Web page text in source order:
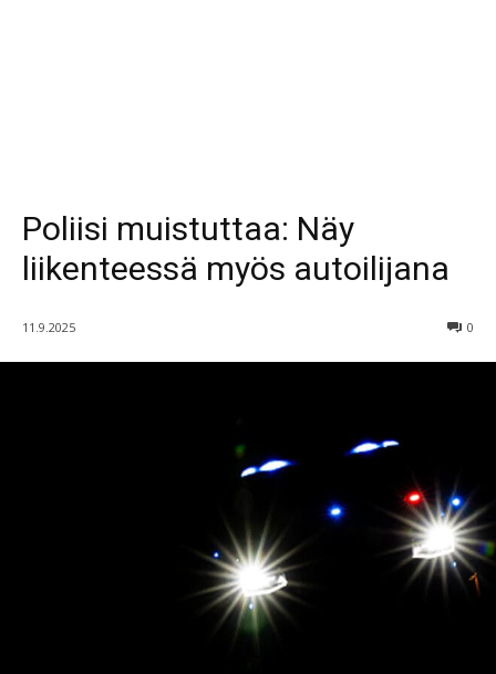
Poliisi muistuttaa: Näy
liikenteessä myös autoilijana
11.9.2025 0